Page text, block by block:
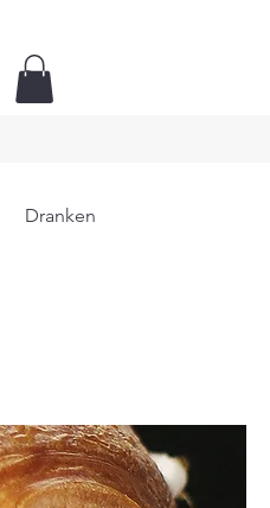
Dranken